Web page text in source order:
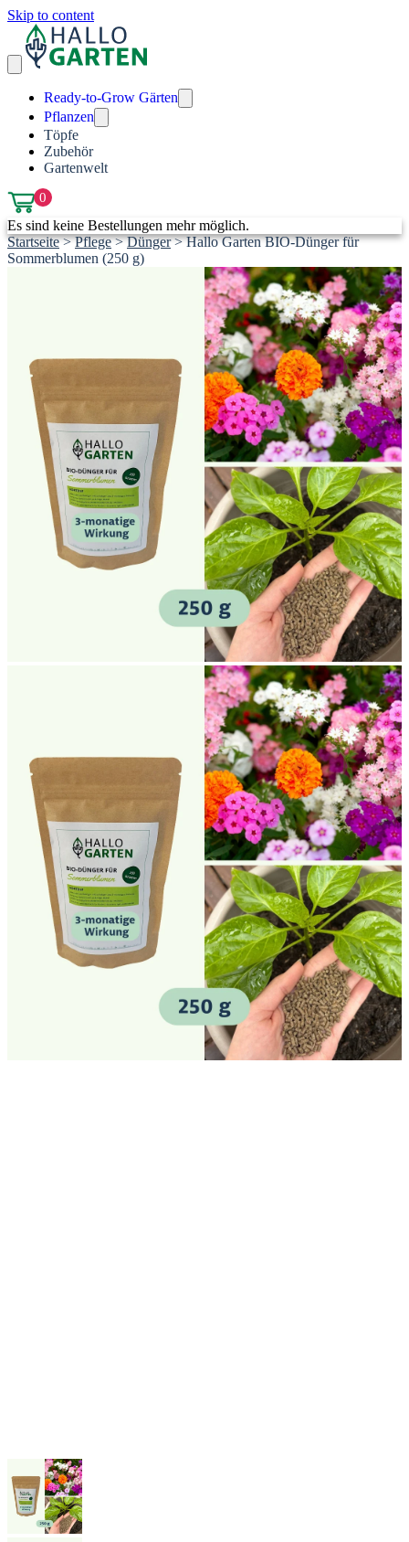
Skip to content
Ready-to-Grow Gärten
Pflanzen
Töpfe
Zubehör
Gartenwelt
0
Es sind keine Bestellungen mehr möglich.
Startseite > Pflege > Dünger > Hallo Garten BIO-Dünger für
Sommerblumen (250 g)